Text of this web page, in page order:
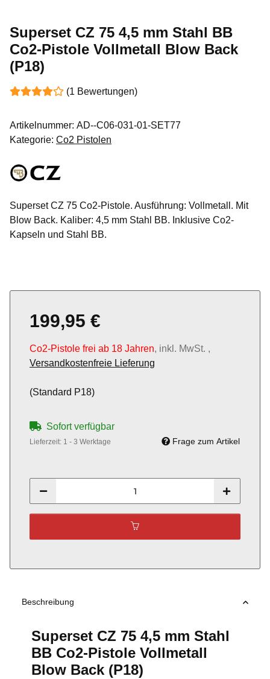
Superset CZ 75 4,5 mm Stahl BB
Co2-Pistole Vollmetall Blow Back
(P18)
(1 Bewertungen)
Artikelnummer: AD--C06-031-01-SET77
Kategorie: Co2 Pistolen
Superset CZ 75 Co2-Pistole. Ausführung: Vollmetall. Mit
Blow Back. Kaliber: 4,5 mm Stahl BB. Inklusive Co2-
Kapseln und Stahl BB.
199,95 €
Co2-Pistole frei ab 18 Jahren, inkl. MwSt. ,
Versandkostenfreie Lieferung
(Standard P18)
Sofort verfügbar
Lieferzeit: 1 - 3 Werktage Frage zum Artikel
Beschreibung
Superset CZ 75 4,5 mm Stahl
BB Co2-Pistole Vollmetall
Blow Back (P18)